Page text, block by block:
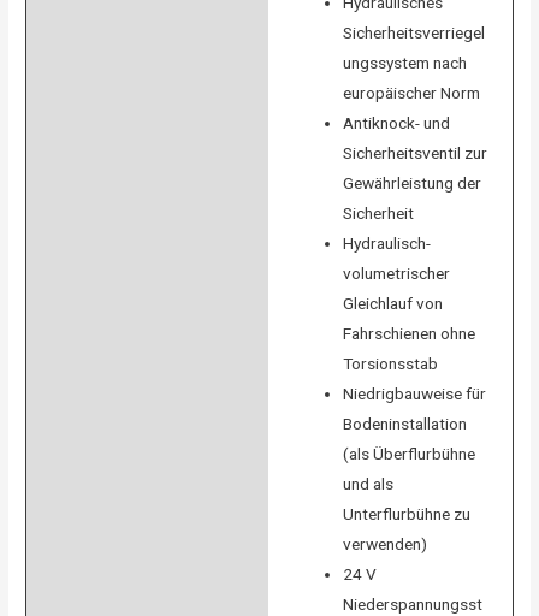
Sicherheitsverriegel
ungssystem nach
europäischer Norm
Antiknock- und
Sicherheitsventil zur
Gewährleistung der
Sicherheit
Hydraulisch-
volumetrischer
Gleichlauf von
Fahrschienen ohne
Torsionsstab
Niedrigbauweise für
Bodeninstallation
(als Überflurbühne
und als
Unterflurbühne zu
verwenden)
24 V
Niederspannungsst